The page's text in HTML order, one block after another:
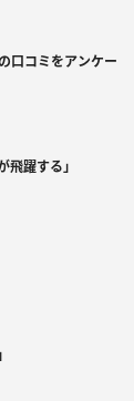
口コミをアンケー
躍する」